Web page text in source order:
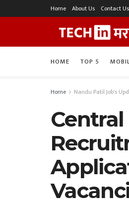
Home About Us Contact Us
HOME TOP 5
Home Nandu Patil Job's